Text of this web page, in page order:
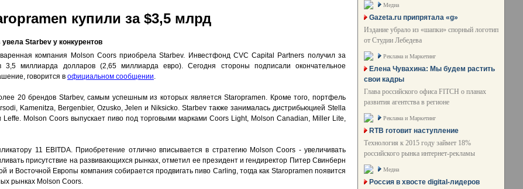
купили за $3,5 млрд
Starbev у конкурентов
компания Molson Coors приобрела Starbev. Инвестфонд CVC Capital Partners получил за
3,5 миллиарда долларов (2,65 миллиарда евро). Сегодня стороны подписали окончательное
говорится в официальном сообщении.
20 брендов Starbev, самым успешным из которых является Staropramen. Кроме того, портфель
Kamenitza, Bergenbier, Ozusko, Jelen и Niksicko. Starbev также занималась дистрибьюцией Stella
Molson Coors выпускает пиво под торговыми марками Coors Light, Molson Canadian, Miller Lite,
11 EBITDA. Приобретение отлично вписывается в стратегию Molson Coors - увеличивать
присутствие на развивающихся рынках, отметил ее президент и гендиректор Питер Свинберн
и Восточной Европы компания собирается продвигать пиво Carling, тогда как Staropramen появится
рынках Molson Coors.
Медиа
Gazeta.ru припрятала «g»
Издание убрало из «шапки» спорный логотип
от Студии Лебедева
Реклама и Маркетинг
Елена Чувахина: Мы будем растить
свои кадры
Глава российского офиса FITCH о планах
развития агентства в регионе
Реклама и Маркетинг
RTB готовит наступление
Технология к 2015 году займет 18%
российского рынка интернет-рекламы
Медиа
Россия в хвосте digital-лидеров